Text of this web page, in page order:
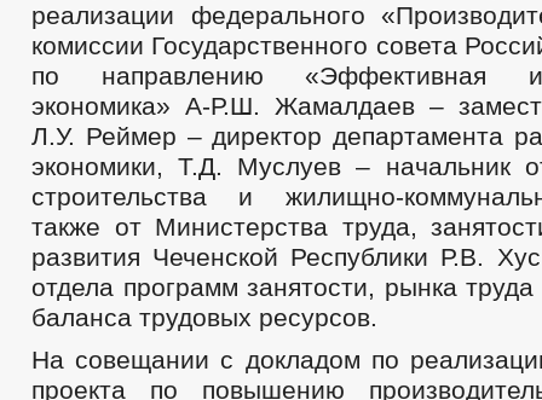
реализации федерального
комиссии Государственного совета
по направлению «Эффективная и
экономика» А-Р.Ш. Жамалдаев –
Л.У. Реймер – директор департамента
экономики, Т.Д. Муслуев – начальник
строительства и жилищно-
также от Министерства труда,
развития Чеченской Республики Р.В.
отдела программ занятости, рынка
баланса трудовых ресурсов.
На совещании с докладом по
проекта по повышению